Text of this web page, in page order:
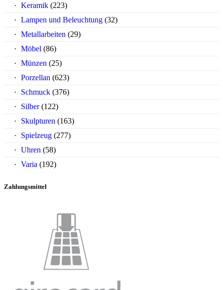
Keramik (223)
Lampen und Beleuchtung (32)
Metallarbeiten (29)
Möbel (86)
Münzen (25)
Porzellan (623)
Schmuck (376)
Silber (122)
Skulpturen (163)
Spielzeug (277)
Uhren (58)
Varia (192)
Zahlungsmittel